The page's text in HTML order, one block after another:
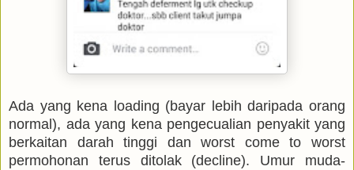
Ada yang kena loading (bayar lebih daripada orang
normal), ada yang kena pengecualian penyakit yang
berkaitan darah tinggi dan worst come to worst
permohonan terus ditolak (decline). Umur muda-